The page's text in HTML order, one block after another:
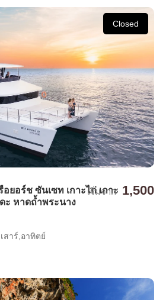
Closed
ยอร์ช ซันเซท เกาะไก่ เกาะ
ะ หาดถ้ำพระนาง
เริ่มจาก 1,500
สาร์,อาทิตย์